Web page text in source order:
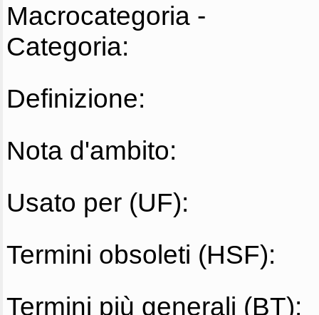
Macrocategoria -
Categoria:
Definizione:
Nota d'ambito:
Usato per (UF):
Termini obsoleti (HSF):
Termini più generali (BT):